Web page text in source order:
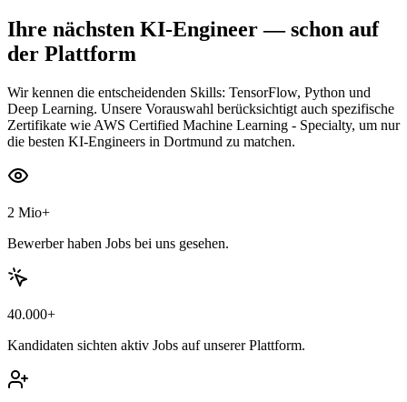
Ihre nächsten KI-Engineer— schon auf
der Plattform
Wir kennen die entscheidenden Skills: TensorFlow, Python und
Deep Learning. Unsere Vorauswahl berücksichtigt auch spezifische
Zertifikate wie AWS Certified Machine Learning - Specialty, um nur
die besten KI-Engineers in Dortmund zu matchen.
2 Mio+
Bewerber haben Jobs bei uns gesehen.
40.000+
Kandidaten sichten aktiv Jobs auf unserer Plattform.